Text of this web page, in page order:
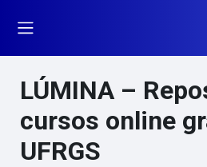
LÚMINA –
cursos online
UFRGS